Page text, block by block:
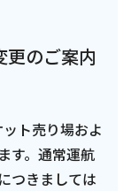
更のご案内
ト売り場およ
す。通常運航
つきましては